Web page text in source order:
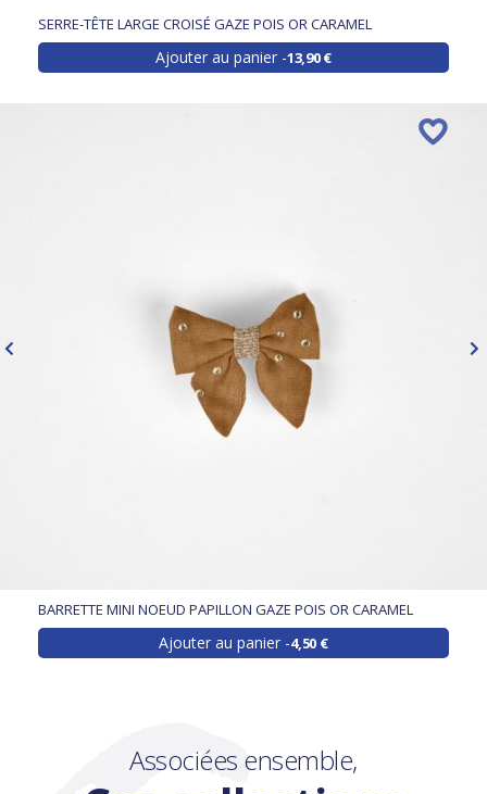
Associées ensemble,
SERRE-TÊTE LARGE CROISÉ GAZE POIS OR CARAMEL
Ajouter au panier 13,90 €
BARRETTE MINI NOEUD PAPILLON GAZE POIS OR CARAMEL
Ajouter au panier 4,50 €